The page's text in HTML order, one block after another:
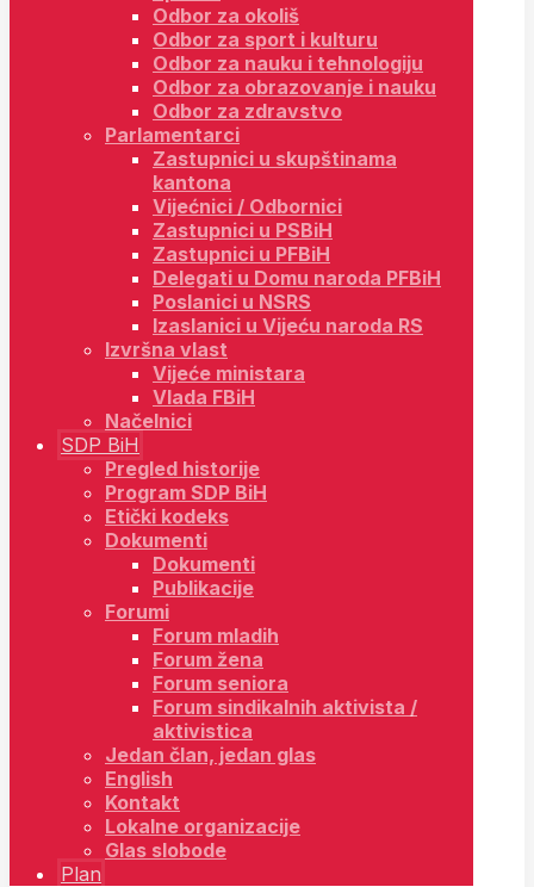
Odbor za okoliš
Odbor za sport i kulturu
Odbor za nauku i tehnologiju
Odbor za obrazovanje i nauku
Odbor za zdravstvo
Parlamentarci
Zastupnici u skupštinama
kantona
Vijećnici / Odbornici
Zastupnici u PSBiH
Zastupnici u PFBiH
Delegati u Domu naroda PFBiH
Poslanici u NSRS
Izaslanici u Vijeću naroda RS
Izvršna vlast
Vijeće ministara
Vlada FBiH
Načelnici
SDP BiH
Pregled historije
Program SDP BiH
Etički kodeks
Dokumenti
Dokumenti
Publikacije
Forumi
Forum mladih
Forum žena
Forum seniora
Forum sindikalnih aktivista /
aktivistica
Jedan član, jedan glas
English
Kontakt
Lokalne organizacije
Glas slobode
Plan